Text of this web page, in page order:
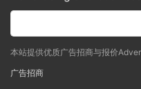
本站提供优质广告招商与报价
广告招商